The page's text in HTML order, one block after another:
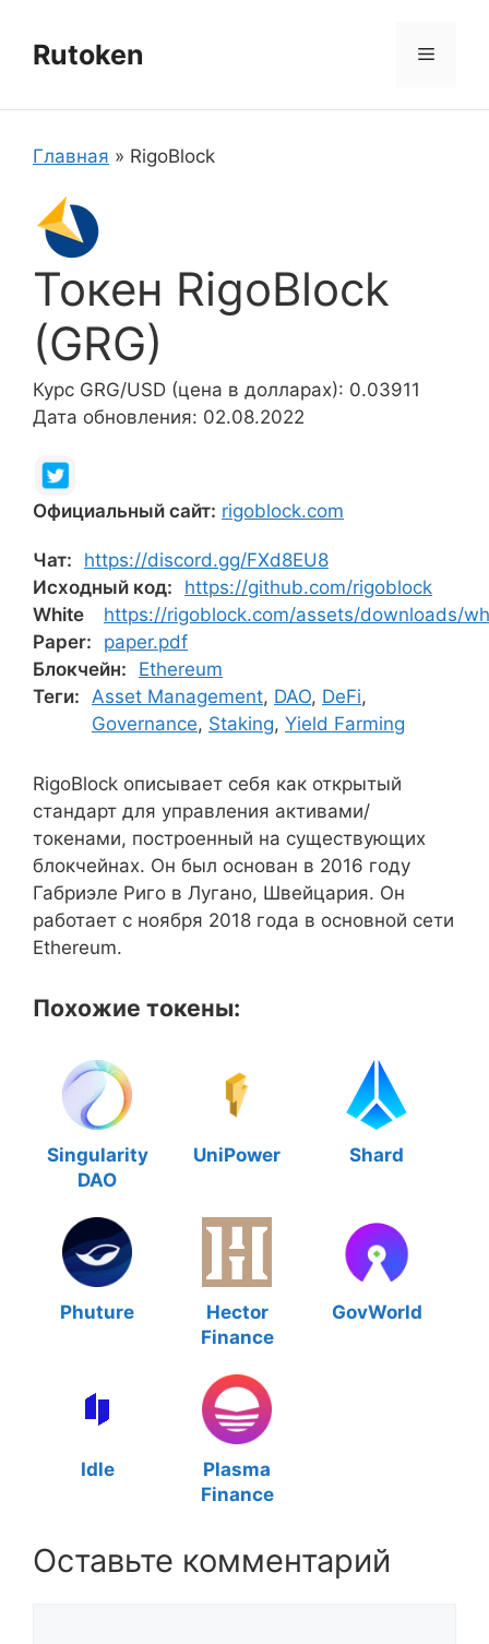
содержимому
Rutoken Меню
Главная » RigoBlock
Токен RigoBlock
(GRG)
Курс GRG/USD (цена в долларах): 0.03911
Дата обновления: 02.08.2022
Официальный сайт: rigoblock.com
Чат:
https://discord.gg/FXd8EU8
Исходный код:
https://github.com/rigoblock
White
Paper:
https://rigoblock.com/assets/downloads/
paper.pdf
Блокчейн:
Ethereum
Теги: Asset Management, DAO, DeFi,
Governance, Staking, Yield Farming
RigoBlock описывает себя как открытый
стандарт для управления активами/
токенами, построенный на существующих
блокчейнах. Он был основан в 2016 году
Габриэле Риго в Лугано, Швейцария. Он
работает с ноября 2018 года в основной сети
Ethereum.
Похожие токены:
Singularity
DAO
UniPower Shard
Phuture
Hector
Finance
GovWorld
Idle
Plasma
Finance
Оставьте комментарий